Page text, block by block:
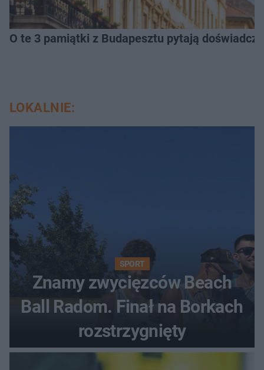
O te 3 pamiątki z Budapesztu pytają
LOKALNIE:
SPORT
Znamy zwycięzców Beach
Ball Radom. Finał na Borkach
rozstrzygnięty